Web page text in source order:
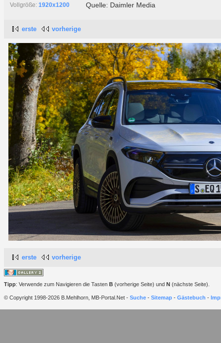
Vollgröße: 1920x1200
Quelle: Daimler Media
erste vorherige
erste vorherige
Tipp: Verwende zum Navigieren die Tasten B (vorherige Seite) und N (nächste Seite).
© Copyright 1998-2026 B.Mehlhorn, MB-Portal.Net - Suche - Sitemap - Gästebuch -